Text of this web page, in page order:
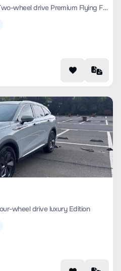
Xingtu Yaoguang 2023 400T Two-wheel drive Premium Flying Fish Version
wheel drive luxury Edition